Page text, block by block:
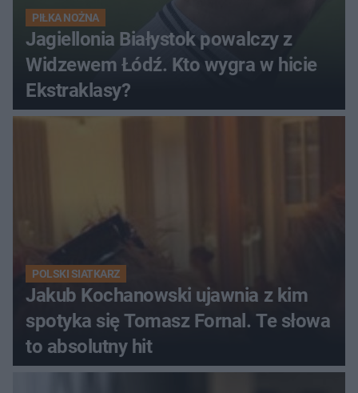
PIŁKA NOŻNA
Jagiellonia Białystok powalczy z
Widzewem Łódź. Kto wygra w hicie
Ekstraklasy?
POLSKI SIATKARZ
Jakub Kochanowski ujawnia z kim
spotyka się Tomasz Fornal. Te słowa
to absolutny hit